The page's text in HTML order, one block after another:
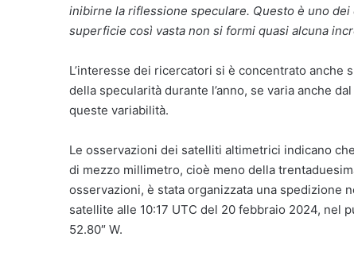
inibirne la riflessione speculare. Questo è uno
superficie così vasta non si formi quasi alcuna
L’interesse dei ricercatori si è concentrato
della specularità durante l’anno, se varia anche
queste variabilità.
Le osservazioni dei satelliti altimetrici indicano
di mezzo millimetro, cioè meno della
osservazioni, è stata organizzata una spedizione
satellite alle 10:17 UTC del 20 febbraio 2024, nel
52.80″ W.